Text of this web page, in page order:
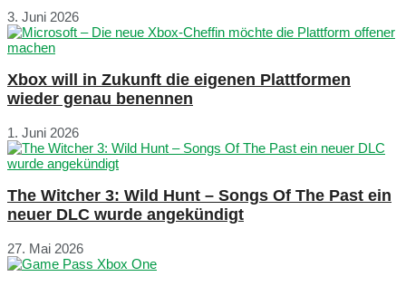
3. Juni 2026
Xbox will in Zukunft die eigenen Plattformen
wieder genau benennen
1. Juni 2026
The Witcher 3: Wild Hunt – Songs Of The Past ein
neuer DLC wurde angekündigt
27. Mai 2026